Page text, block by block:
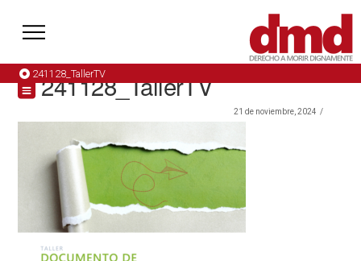
241128_TallerTV
241128_TallerTV
21 de noviembre, 2024